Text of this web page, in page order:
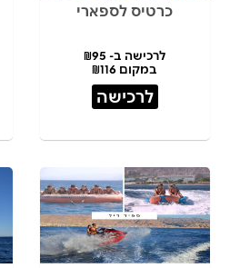
כרטיס לספארי
לרכישה ב- ₪95
במקום ₪116
לרכישה